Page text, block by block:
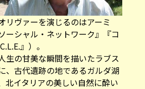
リヴァーを演じるのはアーミ
ーシャル・ネットワーク』『コ
』）。
生の甘美な瞬間を描いたラブス
、古代遺跡の地であるガルダ湖
北イタリアの美しい自然に酔い